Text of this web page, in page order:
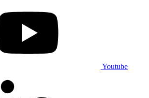
Youtube